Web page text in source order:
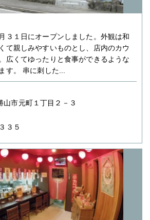
３１日にオープンしました。外観は和
て親しみやすいものとし、店内のカウ
広くてゆったりと食事ができるような
す。 串に刺した...
市元町１丁目２－３
３５